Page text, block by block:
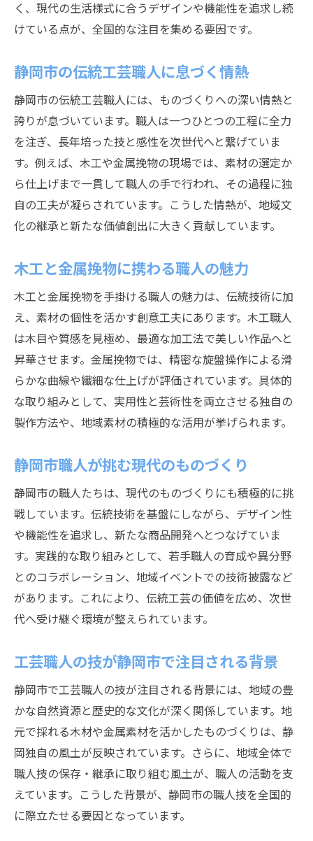
職人探しが見つけた伝統工芸の今
職人が語る伝統技術の未来像
静岡市工芸職人の歩みと挑戦
職人探しを通じて見える静岡市の深み
職人探しで出会う静岡市の伝統文化
静岡挽物職人から学ぶ地域の魅力
工芸職人の技と静岡市の歴史的背景
静岡市で体験できる職人技の数々
職人探しが広げる静岡市の楽しみ方
静岡市職人と交流できる工房訪問
職人が伝える静岡挽物の歴史背景
静岡挽物の歴史に刻まれた職人の想い
歴史を支えた静岡市職人の歩み
職人と共に歩む静岡挽物の変遷
工芸職人が守り抜く静岡挽物の伝統
静岡市の歴史と職人技の深い関係
職人が挑む静岡挽物の新たな価値創出
静岡市職人の創造力が広げる工芸の未来
伝統技術と職人の革新が交わる瞬間
若手職人が生み出す静岡市の新風
静岡挽物職人の挑戦が市場に広がる理由
職人が語る伝統工芸の未来展望
静岡挽物の作り方に息づく職人の美学
静岡挽物作りに込める職人の技術力
静岡市職人が大切にする工程のこだわり
伝統工芸職人の手仕事と静岡挽物作り
職人視点で解説する静岡挽物の魅力的工程
職人技が光る静岡挽物作りの舞台裏
未来へ継承される静岡市職人の誇り
静岡市職人の誇りと伝統継承の現在地
く、現代の生活様式に合うデザインや機能性を追求し続
けている点が、全国的な注目を集める要因です。
静岡市の伝統工芸職人に息づく情熱
静岡市の伝統工芸職人には、ものづくりへの深い情熱と
誇りが息づいています。職人は一つひとつの工程に全力
を注ぎ、長年培った技と感性を次世代へと繋げていま
す。例えば、木工や金属挽物の現場では、素材の選定か
ら仕上げまで一貫して職人の手で行われ、その過程に独
自の工夫が凝らされています。こうした情熱が、地域文
化の継承と新たな価値創出に大きく貢献しています。
木工と金属挽物に携わる職人の魅力
木工と金属挽物を手掛ける職人の魅力は、伝統技術に加
え、素材の個性を活かす創意工夫にあります。木工職人
は木目や質感を見極め、最適な加工法で美しい作品へと
昇華させます。金属挽物では、精密な旋盤操作による滑
らかな曲線や繊細な仕上げが評価されています。具体的
な取り組みとして、実用性と芸術性を両立させる独自の
製作方法や、地域素材の積極的な活用が挙げられます。
静岡市職人が挑む現代のものづくり
静岡市の職人たちは、現代のものづくりにも積極的に挑
戦しています。伝統技術を基盤にしながら、デザイン性
や機能性を追求し、新たな商品開発へとつなげていま
す。実践的な取り組みとして、若手職人の育成や異分野
とのコラボレーション、地域イベントでの技術披露など
があります。これにより、伝統工芸の価値を広め、次世
代へ受け継ぐ環境が整えられています。
工芸職人の技が静岡市で注目される背景
静岡市で工芸職人の技が注目される背景には、地域の豊
かな自然資源と歴史的な文化が深く関係しています。地
元で採れる木材や金属素材を活かしたものづくりは、静
岡独自の風土が反映されています。さらに、地域全体で
職人技の保存・継承に取り組む風土が、職人の活動を支
えています。こうした背景が、静岡市の職人技を全国的
に際立たせる要因となっています。